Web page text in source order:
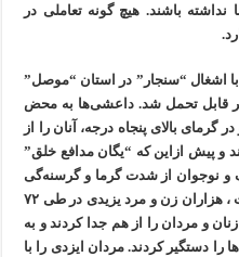
باشند. هیچ گونه تعاملی در
درست یک روز پس از دوم اوت ۲۰۱۴ با اشغال “سنجار” در استان “موصل”
قابل تحمل شد. داعشی‌ها به محض
گرمای بالای پنجاه درجه، آنان را از
و پیش ازاین که “یگان مدافع خلق”
و نوجوان از شدت گرما و گرسنه‌گی
تلف شدند. در روزهای سوم تا پنجم اوت ، هزاران زن و مرد یزیدی در طی ۷۲
و مردان را از هم جدا کردند و به
را دستگیر کردند. مردان ایزدی را با